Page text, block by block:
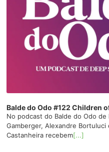
Balde do Odo #122 Children
No podcast do Balde do Odo de
Gamberger, Alexandre Bortuluci
Castanheira recebem[...]